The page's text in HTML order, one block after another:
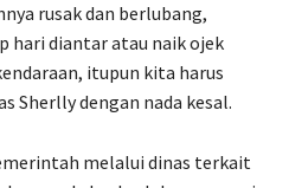
rusak dan berlubang,
hari diantar atau naik ojek
itupun kita harus
Sherlly dengan nada kesal.
melalui dinas terkait